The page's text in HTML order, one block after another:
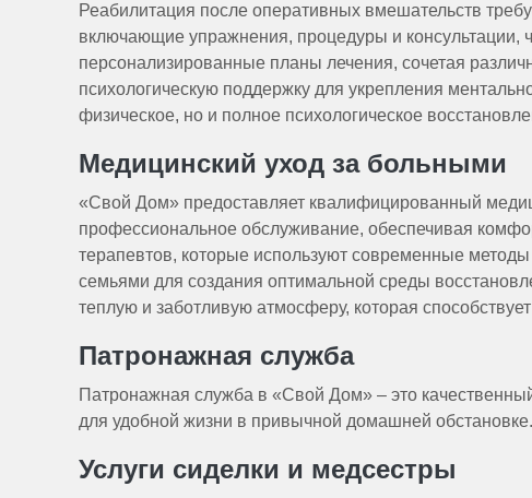
Реабилитация после оперативных вмешательств
включающие упражнения, процедуры и консультации,
персонализированные планы лечения, сочетая
психологическую поддержку для укрепления
физическое, но и полное психологическое
Медицинский уход за больными
«Свой Дом» предоставляет квалифицированный
профессиональное обслуживание, обеспечивая
терапевтов, которые используют современные
семьями для создания оптимальной среды
теплую и заботливую атмосферу, которая
Патронажная служба
Патронажная служба в «Свой Дом» – это
для удобной жизни в привычной домашней обстановке.
Услуги сиделки и медсестры